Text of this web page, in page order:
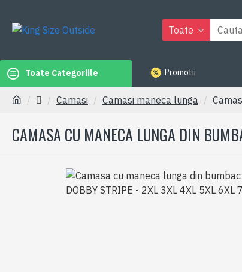
Toate
Toate Categoriile Promotii
Camasi Camasi maneca lunga
CAMASA CU MANECA LUNGA DIN